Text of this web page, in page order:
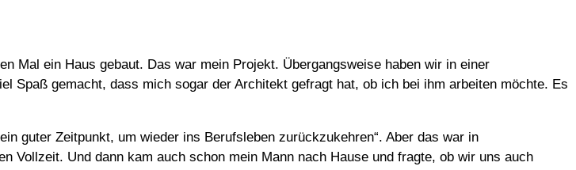
Mal ein Haus gebaut. Das war mein Projekt. Übergangsweise haben wir in einer
Spaß gemacht, dass mich sogar der Architekt gefragt hat, ob ich bei ihm arbeiten möchte. Es
guter Zeitpunkt, um wieder ins Berufsleben zurückzukehren“. Aber das war in
Vollzeit. Und dann kam auch schon mein Mann nach Hause und fragte, ob wir uns auch